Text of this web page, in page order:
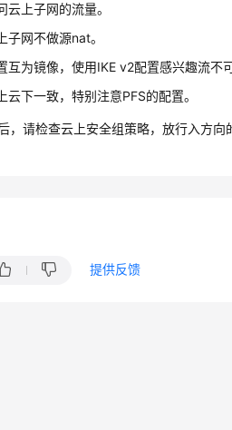
上子网的流量。
子网不做源nat。
为镜像，使用IKE v2配置感兴趣流不
下一致，特别注意PFS的配置。
，请检查云上安全组策略，放行入方向
提供反馈